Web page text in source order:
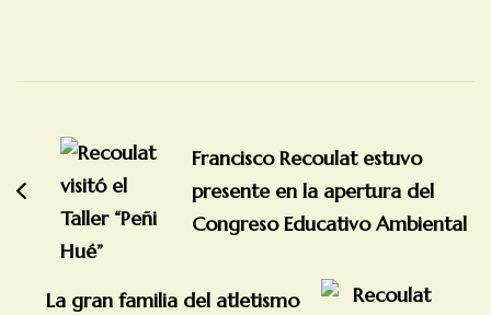
entradas
Francisco Recoulat estuvo
presente en la apertura del
Congreso Educativo Ambiental
La gran familia del atletismo